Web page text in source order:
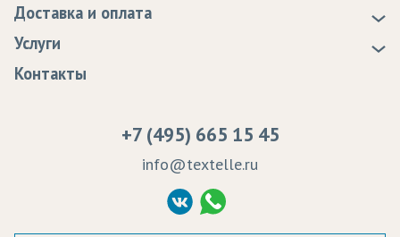
Статьи
Программа лояльности
Сертификаты качества
Судебные решения
Политика Конфиденциальности
Согласие на обработку ПД
Доставка и оплата
Доставка
Оплата
Услуги
Образцы
Контакты
+7 (495) 665 15 45
info@textelle.ru